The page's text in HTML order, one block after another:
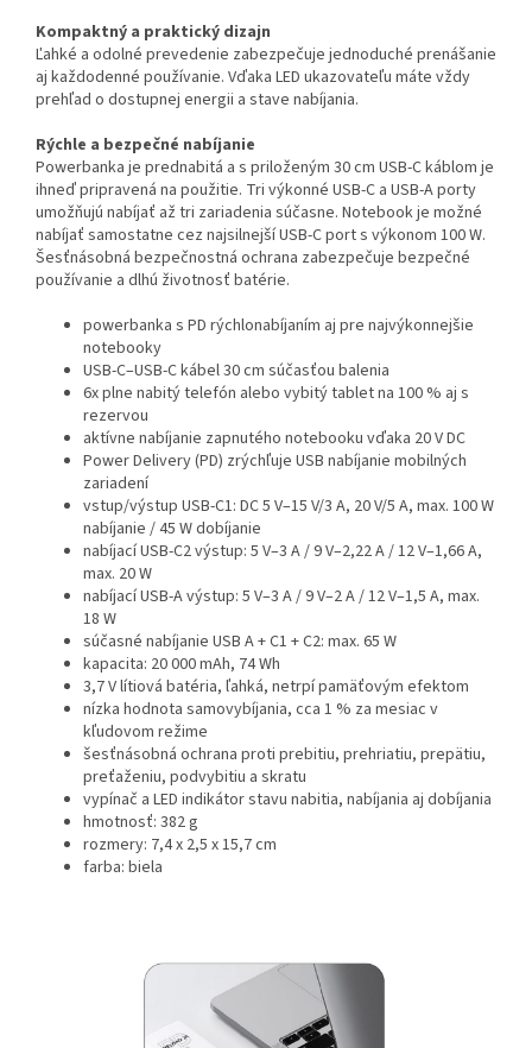
Kompaktný a praktický dizajn
Ľahké a odolné prevedenie zabezpečuje jednoduché prenášanie
aj každodenné používanie. Vďaka LED ukazovateľu máte vždy
prehľad o dostupnej energii a stave nabíjania.
Rýchle a bezpečné nabíjanie
Powerbanka je prednabitá a s priloženým 30 cm USB-C káblom je
ihneď pripravená na použitie. Tri výkonné USB-C a USB-A porty
umožňujú nabíjať až tri zariadenia súčasne. Notebook je možné
nabíjať samostatne cez najsilnejší USB-C port s výkonom 100 W.
Šesťnásobná bezpečnostná ochrana zabezpečuje bezpečné
používanie a dlhú životnosť batérie.
powerbanka s PD rýchlonabíjaním aj pre najvýkonnejšie
notebooky
USB-C–USB-C kábel 30 cm súčasťou balenia
6x plne nabitý telefón alebo vybitý tablet na 100 % aj s
rezervou
aktívne nabíjanie zapnutého notebooku vďaka 20 V DC
Power Delivery (PD) zrýchľuje USB nabíjanie mobilných
zariadení
vstup/výstup USB-C1: DC 5 V–15 V/3 A, 20 V/5 A, max. 100 W
nabíjanie / 45 W dobíjanie
nabíjací USB-C2 výstup: 5 V–3 A / 9 V–2,22 A / 12 V–1,66 A,
max. 20 W
nabíjací USB-A výstup: 5 V–3 A / 9 V–2 A / 12 V–1,5 A, max.
18 W
súčasné nabíjanie USB A + C1 + C2: max. 65 W
kapacita: 20 000 mAh, 74 Wh
3,7 V lítiová batéria, ľahká, netrpí pamäťovým efektom
nízka hodnota samovybíjania, cca 1 % za mesiac v
kľudovom režime
šesťnásobná ochrana proti prebitiu, prehriatiu, prepätiu,
preťaženiu, podvybitiu a skratu
vypínač a LED indikátor stavu nabitia, nabíjania aj dobíjania
hmotnosť: 382 g
rozmery: 7,4 x 2,5 x 15,7 cm
farba: biela